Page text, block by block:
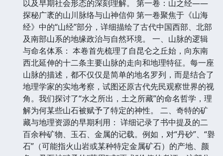
以及早期社会形态的深刻理解。 第一卷：山之经——
探秘广袤的山川脉络与山神信仰 第一卷聚焦于《山海
经》中的“山经”部分，详细描绘了古代中国西部、北部
及南部山系的地缘政治与自然环境。 一、山脉的逻辑
与命名体系： 本卷首先梳理了自昆仑之丘始，向东南
西北延伸的十二条主要山脉的走向和地理特征。每一座
山脉的描述，都不仅仅是简单的地名罗列，而是结合了
地理学家的实地考察，试图还原古代先民观察世界的视
角。我们探讨了“水之所出，土之所藏”的命名哲学，理
解为何某些山石被赋予了特定的神性。 二、奇特的矿
藏与地理资源的早期利用： 详细记录了书中提及的二
百余种矿物、玉石、金属的记载。例如，对“丹砂”、“礜
石”（可能指火山岩或某种特定金属矿石）的产地、颜